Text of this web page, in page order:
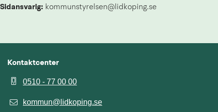
Sidansvarig: kommunstyrelsen@lidkoping.se
Kontaktcenter
0510 - 77 00 00
kommun@lidkoping.se